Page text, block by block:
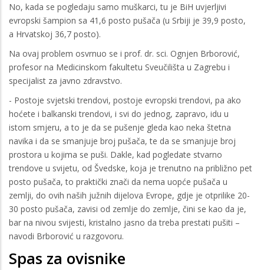
No, kada se pogledaju samo muškarci, tu je BiH uvjerljivi
evropski šampion sa 41,6 posto pušača (u Srbiji je 39,9 posto,
a Hrvatskoj 36,7 posto).
Na ovaj problem osvrnuo se i prof. dr. sci. Ognjen Brborović,
profesor na Medicinskom fakultetu Sveučilišta u Zagrebu i
specijalist za javno zdravstvo.
- Postoje svjetski trendovi, postoje evropski trendovi, pa ako
hoćete i balkanski trendovi, i svi do jednog, zapravo, idu u
istom smjeru, a to je da se pušenje gleda kao neka štetna
navika i da se smanjuje broj pušača, te da se smanjuje broj
prostora u kojima se puši. Dakle, kad pogledate stvarno
trendove u svijetu, od Švedske, koja je trenutno na približno pet
posto pušača, to praktički znači da nema uopće pušača u
zemlji, do ovih naših južnih dijelova Evrope, gdje je otprilike 20-
30 posto pušača, zavisi od zemlje do zemlje, čini se kao da je,
bar na nivou svijesti, kristalno jasno da treba prestati pušiti –
navodi Brborović u razgovoru.
Spas za ovisnike